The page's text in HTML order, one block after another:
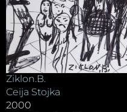
Ziklon.B.
Ceija Stojka
2000